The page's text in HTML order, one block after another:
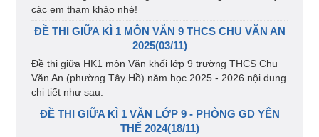
các em tham khảo nhé!
ĐỀ THI GIỮA KÌ 1 MÔN VĂN 9 THCS CHU VĂN AN
2025(03/11)
Đề thi giữa HK1 môn Văn khối lớp 9 trường THCS Chu
Văn An (phường Tây Hồ) năm học 2025 - 2026 nội dung
chi tiết như sau:
ĐỀ THI GIỮA KÌ 1 VĂN LỚP 9 - PHÒNG GD YÊN
THẾ 2024(18/11)